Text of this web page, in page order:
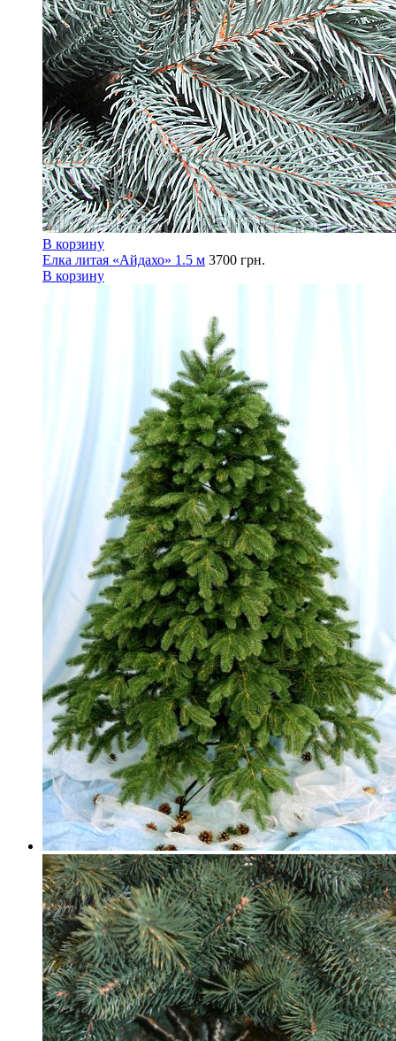
В корзину
Елка литая «Айдахо» 1.5 м 3700 грн.
В корзину